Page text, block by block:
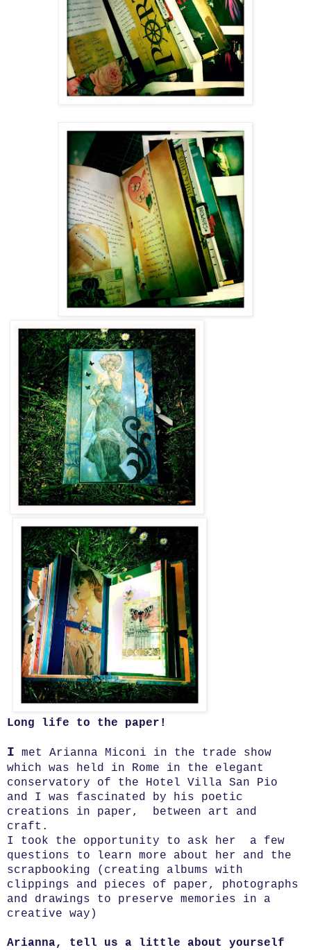
Long life to the paper!
I met Arianna Miconi in the trade show
which was held in Rome in the elegant
conservatory of the Hotel Villa San Pio
and I was fascinated by his poetic
creations in paper, between art and
craft.
I took the opportunity to ask her a few
questions to learn more about her and the
scrapbooking (creating albums with
clippings and pieces of paper, photographs
and drawings to preserve memories in a
creative way)
Arianna, tell us a little about yourself